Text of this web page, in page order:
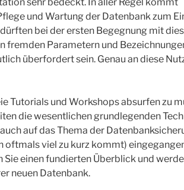
und Wartung der Datenbank zum
bei der ersten Begegnung mit
fremden Parametern und
überfordert sein. Genau an diese
Tutorials und Workshops absurfen zu
die wesentlichen grundlegenden
auf das Thema der
oftmals viel zu kurz kommt)
Sie einen fundierten Überblick und
neuen Datenbank.